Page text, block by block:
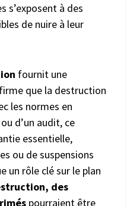
s’exposent à des
de nuire à leur
fournit une
que la destruction
les normes en
d’un audit, ce
essentielle,
ou de suspensions
un rôle clé sur le plan
des
pourraient être